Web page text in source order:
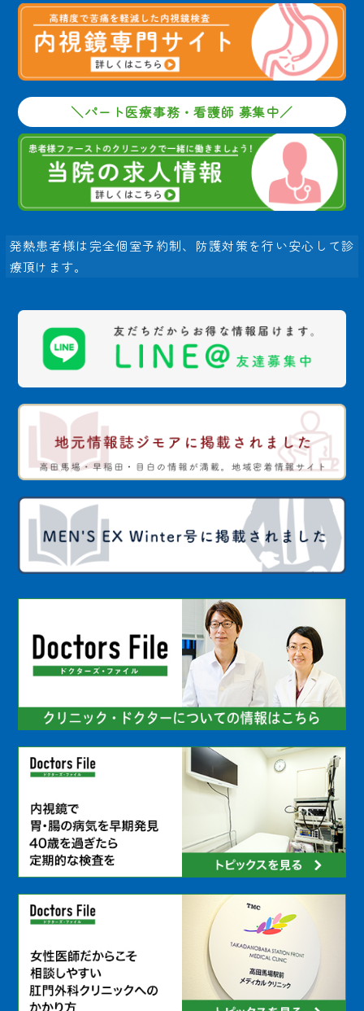
＼パート医療事務・看護師 募集中／
発熱患者様は完全個室予約制、防護対策を行い安心して診
療頂けます。